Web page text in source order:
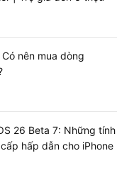
dưới đây là bảng so
nhất trên thị trường
DDR5
nên mua dòng
26 Beta 7: Những tính
hấp dẫn cho iPhone